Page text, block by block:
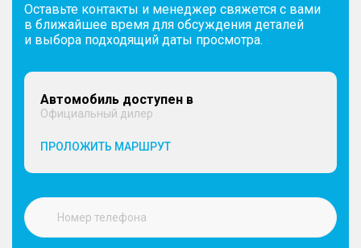
Оставьте контакты и менеджер свяжется с вами
в ближайшее время для обсуждения деталей
и выбора подходящий даты просмотра.
Автомобиль доступен в
Официальный дилер
ПРОЛОЖИТЬ МАРШРУТ